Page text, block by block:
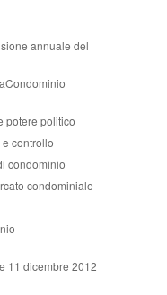
annuale del
potere politico
controllo
condominio
condominiale
11 dicembre 2012